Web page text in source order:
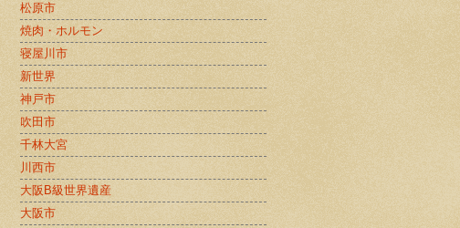
松原市
焼肉・ホルモン
寝屋川市
新世界
神戸市
吹田市
千林大宮
川西市
大阪B級世界遺産
大阪市